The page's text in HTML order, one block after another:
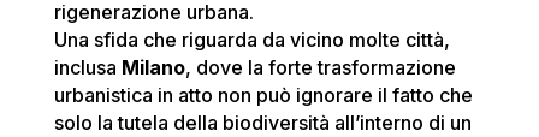
rigenerazione urbana.
Una sfida che riguarda da vicino molte città,
inclusa Milano, dove la forte trasformazione
urbanistica in atto non può ignorare il fatto che
solo la tutela della biodiversità all’interno di un